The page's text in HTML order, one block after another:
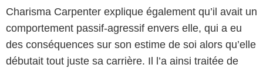
Charisma Carpenter explique également qu’il avait un
comportement passif-agressif envers elle, qui a eu
des conséquences sur son estime de soi alors qu’elle
débutait tout juste sa carrière. Il l’a ainsi traitée de